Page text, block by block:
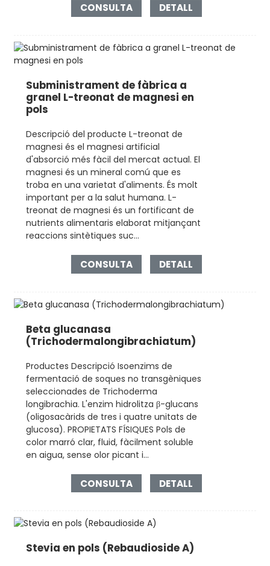
CONSULTA DETALL
Subministrament de fàbrica a
granel L-treonat de magnesi en
pols
Descripció del producte L-treonat de
magnesi és el magnesi artificial
d'absorció més fàcil del mercat actual. El
magnesi és un mineral comú que es
troba en una varietat d'aliments. És molt
important per a la salut humana. L-
treonat de magnesi és un fortificant de
nutrients alimentaris elaborat mitjançant
reaccions sintètiques suc...
CONSULTA DETALL
Beta glucanasa
(Trichodermalongibrachiatum)
Productes Descripció Isoenzims de
fermentació de soques no transgèniques
seleccionades de Trichoderma
longibrachia. L'enzim hidrolitza β-glucans
(oligosacàrids de tres i quatre unitats de
glucosa). PROPIETATS FÍSIQUES Pols de
color marró clar, fluid, fàcilment soluble
en aigua, sense olor picant i...
CONSULTA DETALL
Stevia en pols (Rebaudioside A)